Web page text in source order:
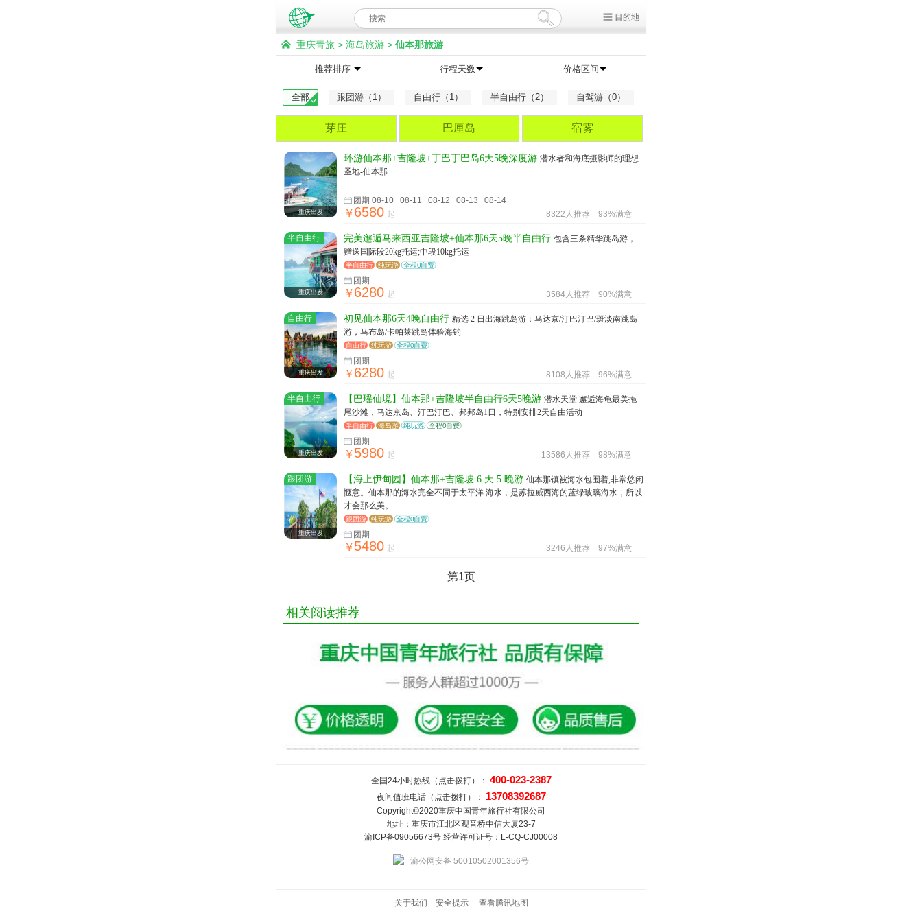
目的地
重庆青旅 > 海岛旅游 > 仙本那旅游
推荐排序 行程天数 价格区间
全部 跟团游（1） 自由行（1） 半自由行（2） 自驾游（0）
芽庄 巴厘岛 宿雾
重庆出发
环游仙本那+吉隆坡+丁巴丁巴岛6天5晚深度游 潜水者和海底摄影师的理想
圣地-仙本那
团期 08-10 08-11 08-12 08-13 08-14
￥6580 起 8322人推荐 93%满意
半自由行
重庆出发
完美邂逅马来西亚吉隆坡+仙本那6天5晚半自由行 包含三条精华跳岛游，
赠送国际段20kg托运;中段10kg托运
半自由行 纯玩游 全程0自费
团期
￥6280 起 3584人推荐 90%满意
自由行
重庆出发
初见仙本那6天4晚自由行 精选 2 日出海跳岛游：马达京/汀巴汀巴/斑淡南跳岛
游，马布岛/卡帕莱跳岛体验海钓
自由行 纯玩游 全程0自费
团期
￥6280 起 8108人推荐 96%满意
半自由行
重庆出发
【巴瑶仙境】仙本那+吉隆坡半自由行6天5晚游 潜水天堂 邂逅海龟最美拖
尾沙滩，马达京岛、汀巴汀巴、邦邦岛1日，特别安排2天自由活动
半自由行 海岛游 纯玩游 全程0自费
团期
￥5980 起 13586人推荐 98%满意
跟团游
重庆出发
【海上伊甸园】仙本那+吉隆坡 6 天 5 晚游 仙本那镇被海水包围着,非常悠闲
惬意。仙本那的海水完全不同于太平洋 海水，是苏拉威西海的蓝绿玻璃海水，所以
才会那么美。
跟团游 纯玩游 全程0自费
团期
￥5480 起 3246人推荐 97%满意
第1页
相关阅读推荐
全国24小时热线（点击拨打）： 400-023-2387
夜间值班电话（点击拨打）： 13708392687
Copyright©2020重庆中国青年旅行社有限公司
地址：重庆市江北区观音桥中信大厦23-7
渝ICP备09056673号 经营许可证号：L-CQ-CJ00008
渝公网安备 50010502001356号
关于我们 安全提示 查看腾讯地图